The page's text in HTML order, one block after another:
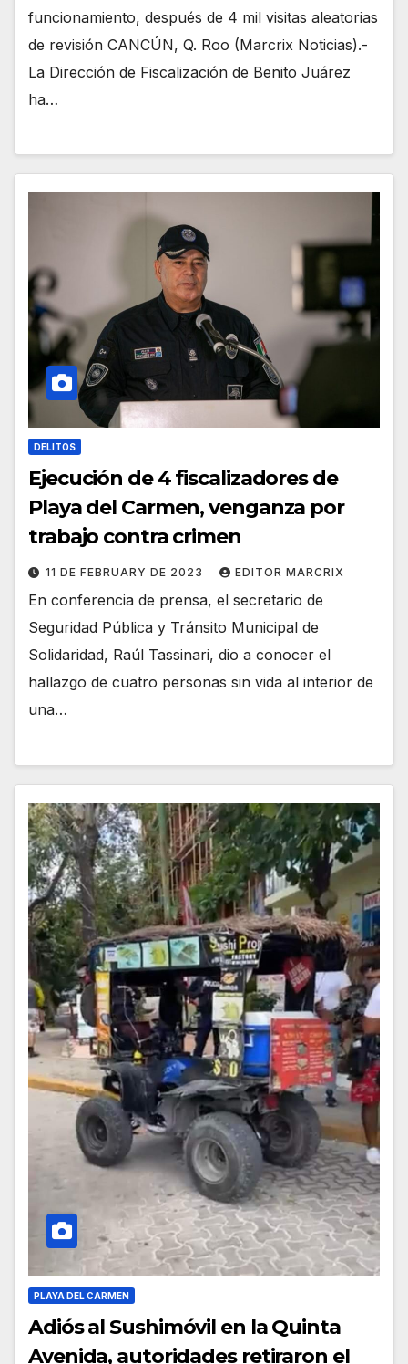
funcionamiento, después de 4 mil visitas aleatorias
de revisión CANCÚN, Q. Roo (Marcrix Noticias).-
La Dirección de Fiscalización de Benito Juárez
ha…
DELITOS
Ejecución de 4 fiscalizadores de
Playa del Carmen, venganza por
trabajo contra crimen
11 DE FEBRUARY DE 2023 EDITOR MARCRIX
En conferencia de prensa, el secretario de
Seguridad Pública y Tránsito Municipal de
Solidaridad, Raúl Tassinari, dio a conocer el
hallazgo de cuatro personas sin vida al interior de
una…
PLAYA DEL CARMEN
Adiós al Sushimóvil en la Quinta
Avenida, autoridades retiraron el